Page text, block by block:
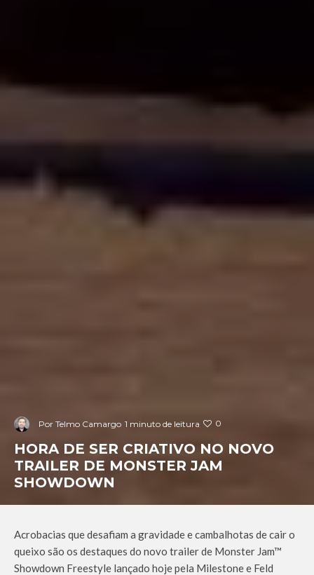
Por Telmo Camargo 1 minuto de leitura 0
HORA DE SER CRIATIVO NO NOVO
TRAILER DE MONSTER JAM
SHOWDOWN
Acrobacias que desafiam a gravidade e cambalhotas de cair o
queixo são os destaques do novo trailer de Monster Jam™
Showdown Freestyle lançado hoje pela Milestone e Feld